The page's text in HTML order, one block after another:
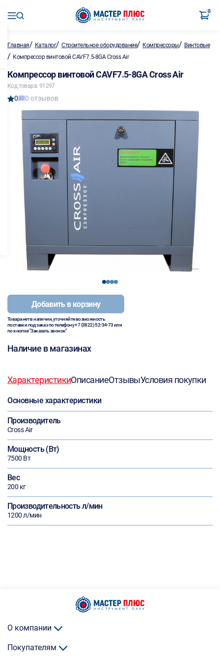
0
Главная/ Каталог/Строительное оборудование/ Компрессоры/ Винтовые
/ Компрессор винтовой CAVF7.5-8GA Cross Air
Компрессор винтовой CAVF7.5-8GA Cross Air
Код товара: 91297
0 0 отзывов
1234
Добавить в корзину
Товара нет в наличии, уточняйте возможность
поставки под заказ по телефону+7 (3822) 52-34-73или
по кнопке "Заказать звонок"
Наличие в магазинах
ХарактеристикиОписаниеОтзывыУсловия покупки
Основные характеристики
Производитель
Cross Air
Мощность (Вт)
7500 Вт
Вес
200 кг
Производительность л/мин
1200 л/мин
О компании
Покупателям